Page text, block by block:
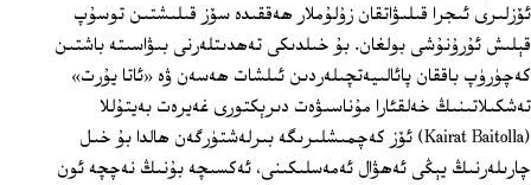
ئۆزلىرى ئىجرا قىلىۋاتقان زۇلۇملار ھەققىدە سۆز قىلىشتىن توسۇپ
قېلىش ئۇرۇنۇشى بولغان. بۇ خىلدىكى تەھدىتلەرنى بىۋاسىتە باشتىن
كەچۈرۈپ باققان پائالىيەتچىلەردىن ئىلشات ھەسەن ۋە «ئاتا يۇرت»
تەشكىلاتىنىڭ خەلقئارا مۇناسىۋەت دىرېكتورى غەيرەت بەيتۇللا
(Kairat Baitolla) ئۆز كەچمىشلىرىگە بىرلەشتۈرگەن ھالدا بۇ خىل
چارىلەرنىڭ يېڭى ئەھۋال ئەمەسلىكىنى، ئەكسىچە بۇنىڭ نەچچە ئون